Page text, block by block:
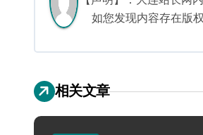
如您发现内容存在版
相关文章